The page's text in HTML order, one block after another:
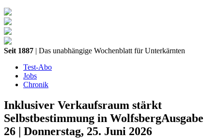
Seit 1887 | Das unabhängige Wochenblatt für Unterkärnten
Test-Abo
Jobs
Chronik
Inklusiver Verkaufsraum stärkt
Selbstbestimmung in WolfsbergAusgabe
26 | Donnerstag, 25. Juni 2026